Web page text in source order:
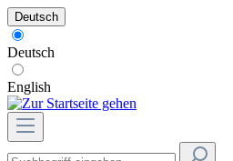
Deutsch
Deutsch
English